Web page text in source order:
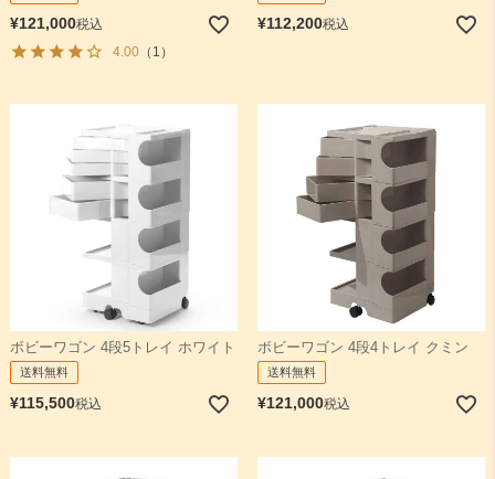
¥121,000税込
4.00（1）
¥112,200税込
ボビーワゴン 4段5トレイ ホワイト
送料無料
¥115,500税込
ボビーワゴン 4段4トレイ クミン
送料無料
¥121,000税込